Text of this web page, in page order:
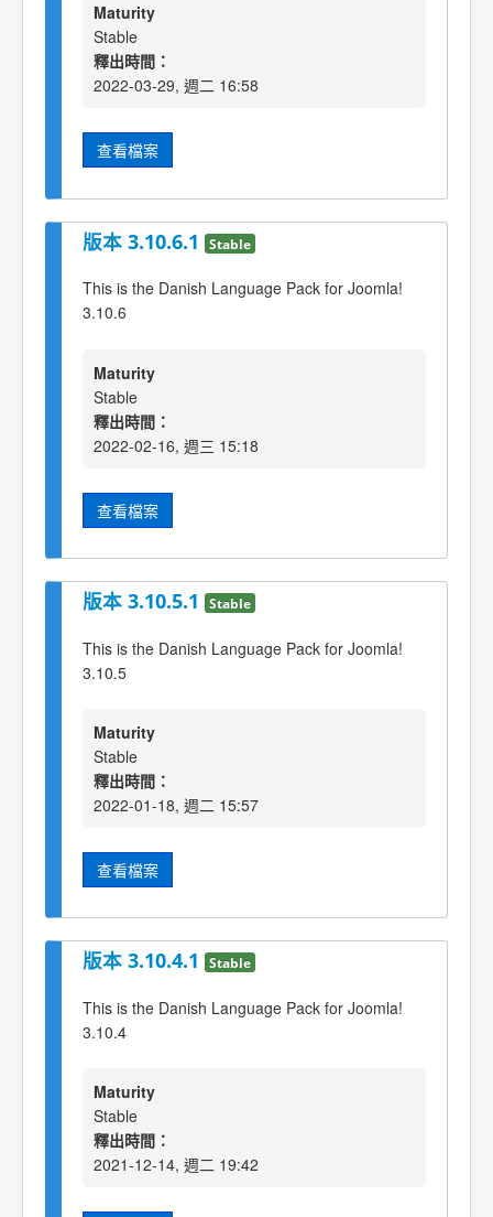
Maturity
Stable
釋出時間：
2022-03-29, 週二 16:58
查看檔案
版本 3.10.6.1 Stable
This is the Danish Language Pack for Joomla!
3.10.6
Maturity
Stable
釋出時間：
2022-02-16, 週三 15:18
查看檔案
版本 3.10.5.1 Stable
This is the Danish Language Pack for Joomla!
3.10.5
Maturity
Stable
釋出時間：
2022-01-18, 週二 15:57
查看檔案
版本 3.10.4.1 Stable
This is the Danish Language Pack for Joomla!
3.10.4
Maturity
Stable
釋出時間：
2021-12-14, 週二 19:42